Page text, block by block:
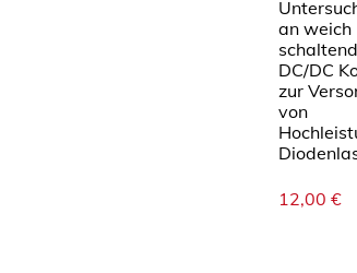
an weich
DC/DC
zur
von
12,00 €